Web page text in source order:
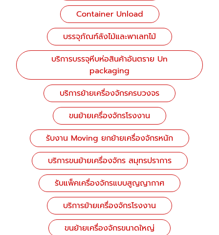
Container Unload​
บรรจุภัณฑ์ลังไม้และพาเลทไม้
บริการบรรจุหีบห่อสินค้าอันตราย Un
packaging
บริการย้ายเครื่องจักรครบวงจร
ขนย้ายเครื่องจักรโรงงาน
รับงาน Moving ยกย้ายเครื่องจักรหนัก
บริการขนย้ายเครื่องจักร สมุทรปราการ
รับแพ็คเครื่องจักรแบบสูญญากาศ
บริการย้ายเครื่องจักรโรงงาน
ขนย้ายเครื่องจักรขนาดใหญ่